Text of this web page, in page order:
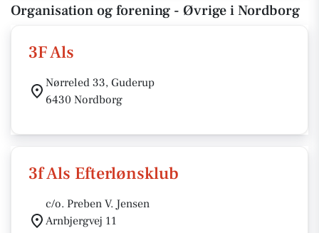
Organisation og forening - Øvrige i Nordborg
3F Als
Nørreled 33, Guderup
6430 Nordborg
3f Als Efterlønsklub
c/o. Preben V. Jensen
Arnbjergvej 11